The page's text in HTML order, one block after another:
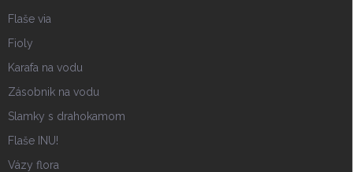
Flaše via
Fioly
Karafa na vodu
Zásobnik na vodu
Slamky s drahokamom
Flaše INU!
Vázy flora